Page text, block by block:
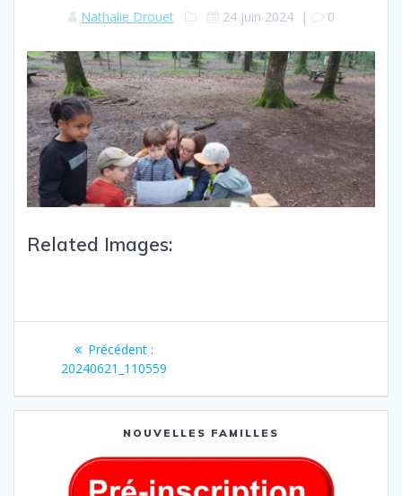
Nathalie Drouet 24 juin 2024| 0
Related Images:
Précédent :
20240621_110559
NOUVELLES FAMILLES